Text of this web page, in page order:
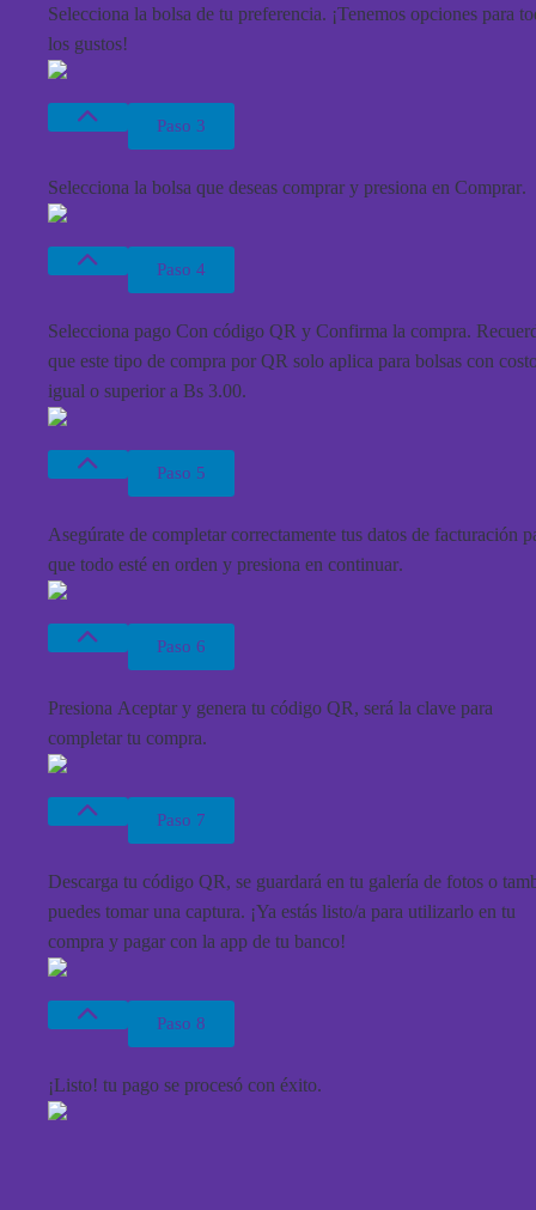
Selecciona la bolsa de tu preferencia. ¡Tenemos opciones para
los gustos!
Paso 3
Selecciona la bolsa que deseas comprar y presiona en Comprar.
Paso 4
Selecciona pago Con código QR y Confirma la compra.
que este tipo de compra por QR solo aplica para bolsas con
igual o superior a Bs 3.00.
Paso 5
Asegúrate de completar correctamente tus datos de facturación
que todo esté en orden y presiona en continuar.
Paso 6
Presiona Aceptar y genera tu código QR, será la clave para
completar tu compra.
Paso 7
Descarga tu código QR, se guardará en tu galería de fotos o
puedes tomar una captura. ¡Ya estás listo/a para utilizarlo en tu
compra y pagar con la app de tu banco!
Paso 8
¡Listo! tu pago se procesó con éxito.